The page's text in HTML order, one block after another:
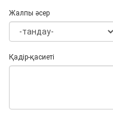
Жалпы әсер
Қадір-қасиеті